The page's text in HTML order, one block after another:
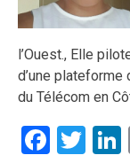
l’Ouest., Elle
d’une
du Télécom en